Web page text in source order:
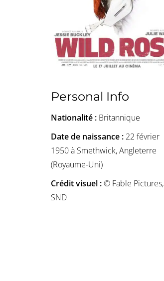
Personal Info
Nationalité : Britannique
Date de naissance : 22 février
1950 à Smethwick, Angleterre
(Royaume-Uni)
Crédit visuel :© Fable Pictures,
SND